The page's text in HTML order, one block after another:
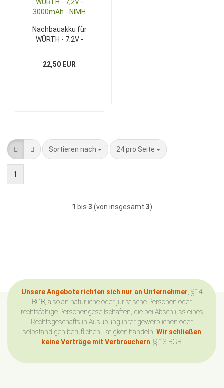
Nachbauakku für
WÜRTH - 7,2V -
22,50 EUR
Sortieren nach
Sortieren nach 24 pro Seite
pro Seite
1
1 bis 3 (von insgesamt 3)
Unsere Angebote richten sich nur an Unternehmer , §14
BGB, also an natürliche oder juristische Personen oder
rechtsfähige Personengesellschaften, die bei Abschluss eines
Rechtsgeschäfts in Ausübung ihrer gewerblichen oder
selbständigen beruflichen Tätigkeit handeln. Wir schließen
keine Verträge mit Verbrauchern , § 13 BGB.